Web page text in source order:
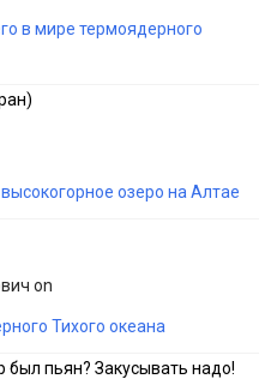
в мире термоядерного
озеро на Алтае
on
Тихого океана
был пьян? Закусывать надо!